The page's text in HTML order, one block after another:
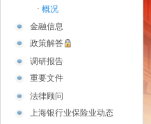
· 概况
金融信息
政策解答
调研报告
重要文件
法律顾问
上海银行业保险业动态